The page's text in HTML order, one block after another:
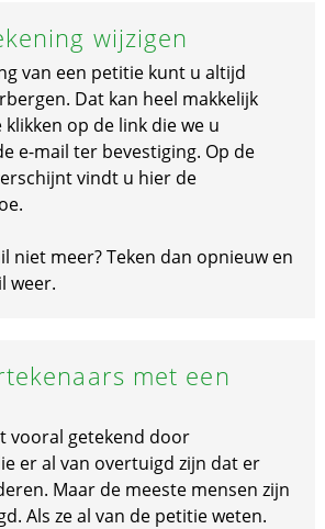
wijzigen
van een petitie kunt u altijd
Dat kan heel makkelijk
op de link die we u
e-mail ter bevestiging. Op de
vindt u hier de
niet meer? Teken dan opnieuw en
weer.
met een
vooral getekend door
er al van overtuigd zijn dat er
Maar de meeste mensen zijn
Als ze al van de petitie weten.